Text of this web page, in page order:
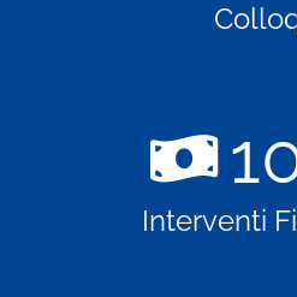
Interventi